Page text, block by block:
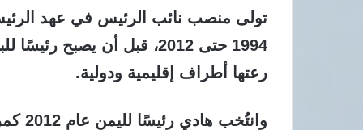
تولى منصب نائب الرئيس في عهد
رعتها أطراف إقليمية ودولية.